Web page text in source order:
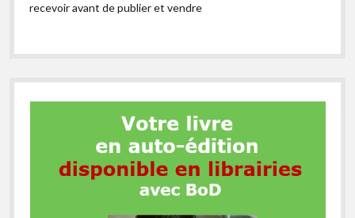
recevoir avant de publier et vendre